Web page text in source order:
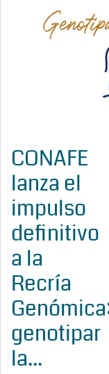
CONAFE
lanza el
impulso
definitivo
a la
Recría
genotipar
la...